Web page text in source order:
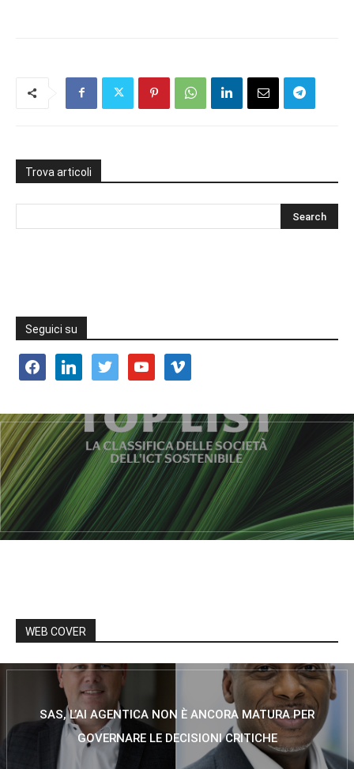
Trova articoli
Seguici su
facebooklinkedin twitter youtube vimeo
WEB COVER
SAS, L’AI AGENTICA NON È ANCORA MATURA PER
GOVERNARE LE DECISIONI CRITICHE